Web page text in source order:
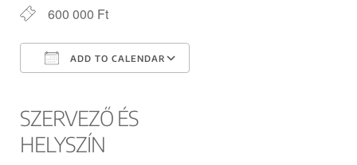
600 000 Ft
ADD TO CALENDAR
SZERVEZŐ ÉS
HELYSZÍN